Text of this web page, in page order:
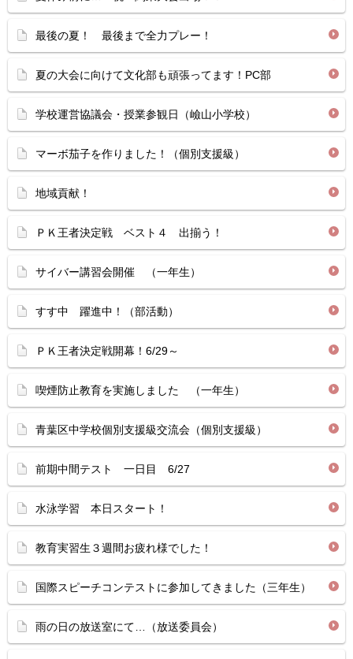
最後の夏！ 最後まで全力プレー！
夏の大会に向けて文化部も頑張ってます！PC部
学校運営協議会・授業参観日（嶮山小学校）
マーボ茄子を作りました！（個別支援級）
地域貢献！
ＰＫ王者決定戦 ベスト４ 出揃う！
サイバー講習会開催 （一年生）
すす中 躍進中！（部活動）
ＰＫ王者決定戦開幕！6/29～
喫煙防止教育を実施しました （一年生）
青葉区中学校個別支援級交流会（個別支援級）
前期中間テスト 一日目 6/27
水泳学習 本日スタート！
教育実習生３週間お疲れ様でした！
国際スピーチコンテストに参加してきました（三年生）
雨の日の放送室にて…（放送委員会）